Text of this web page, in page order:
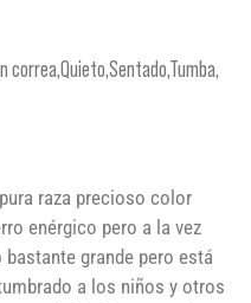
correa,Quieto,Sentado,Tumba,
raza precioso color
enérgico pero a la vez
grande pero está
a los niños y otros